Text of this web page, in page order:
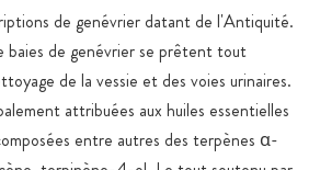
de genévrier datant de l'Antiquité.
baies de genévrier se prêtent tout
de la vessie et des voies urinaires.
attribuées aux huiles essentielles
entre autres des terpènes α-